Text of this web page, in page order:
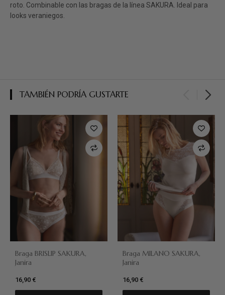
roto. Combinable con las bragas de la línea SAKURA. Ideal para
looks veraniegos.
TAMBIÉN PODRÍA GUSTARTE
Braga BRISLIP SAKURA,
Janira
16,90 €
Braga MILANO SAKURA,
Janira
16,90 €